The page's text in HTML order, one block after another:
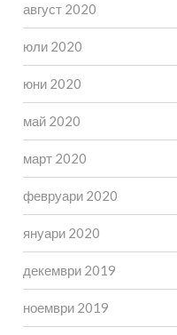
август 2020
юли 2020
юни 2020
май 2020
март 2020
февруари 2020
януари 2020
декември 2019
ноември 2019